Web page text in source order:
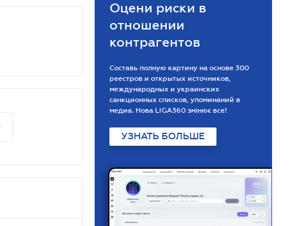
Оцени риски в
отношении
контрагентов
Составь полную картину на основе 300
реестров и открытых источников,
международных и украинских
санкционных списков, упоминаний в
медиа. Нова LIGA360 змінює все!
УЗНАТЬ БОЛЬШЕ